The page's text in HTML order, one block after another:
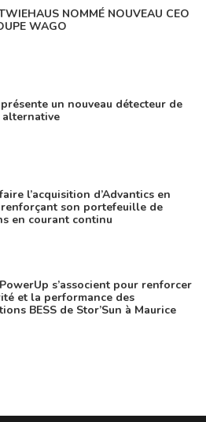
NOMMÉ NOUVEAU CEO
WAGO
un nouveau détecteur de
l’acquisition d’Advantics en
renforçant son portefeuille de
en courant continu
s’associent pour renforcer
et la performance des
BESS de Stor’Sun à Maurice